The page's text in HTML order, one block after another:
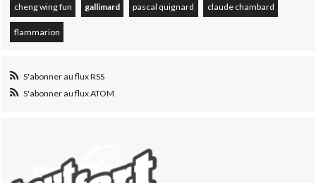
cheng wing fun gallimard pascal quignard claude chambard
flammarion
S'abonner au flux RSS
S'abonner au flux ATOM